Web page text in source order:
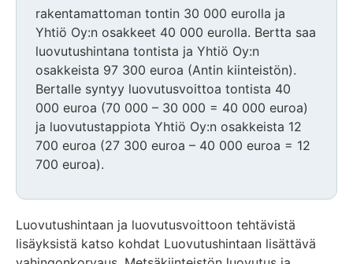
rakentamattoman tontin 30 000 eurolla ja
Yhtiö Oy:n osakkeet 40 000 eurolla. Bertta saa
luovutushintana tontista ja Yhtiö Oy:n
osakkeista 97 300 euroa (Antin kiinteistön).
Bertalle syntyy luovutusvoittoa tontista 40
000 euroa (70 000 – 30 000 = 40 000 euroa)
ja luovutustappiota Yhtiö Oy:n osakkeista 12
700 euroa (27 300 euroa – 40 000 euroa = 12
700 euroa).
Luovutushintaan ja luovutusvoittoon tehtävistä
lisäyksistä katso kohdat Luovutushintaan lisättävä